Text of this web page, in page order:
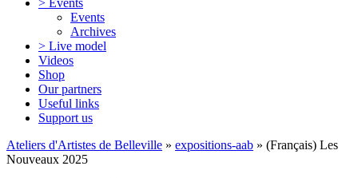
Events
Archives
> Live model
Videos
Shop
Our partners
Useful links
Support us
Ateliers d'Artistes de Belleville » expositions-aab » (Français) Les
Nouveaux 2025